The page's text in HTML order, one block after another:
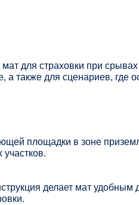
для страховки при
а также для сценариев, где
площадки в зоне
участков.
делает мат удобным